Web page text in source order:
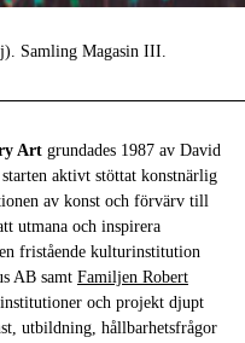
Samling Magasin III.
Art grundades 1987​ av David ​
aktivt stöttat konstnärlig
av konst och förvärv till
utmana och inspirera
fristående kulturinstitution
AB samt Familjen Robert
och projekt djupt
utbildning, hållbarhetsfrågor